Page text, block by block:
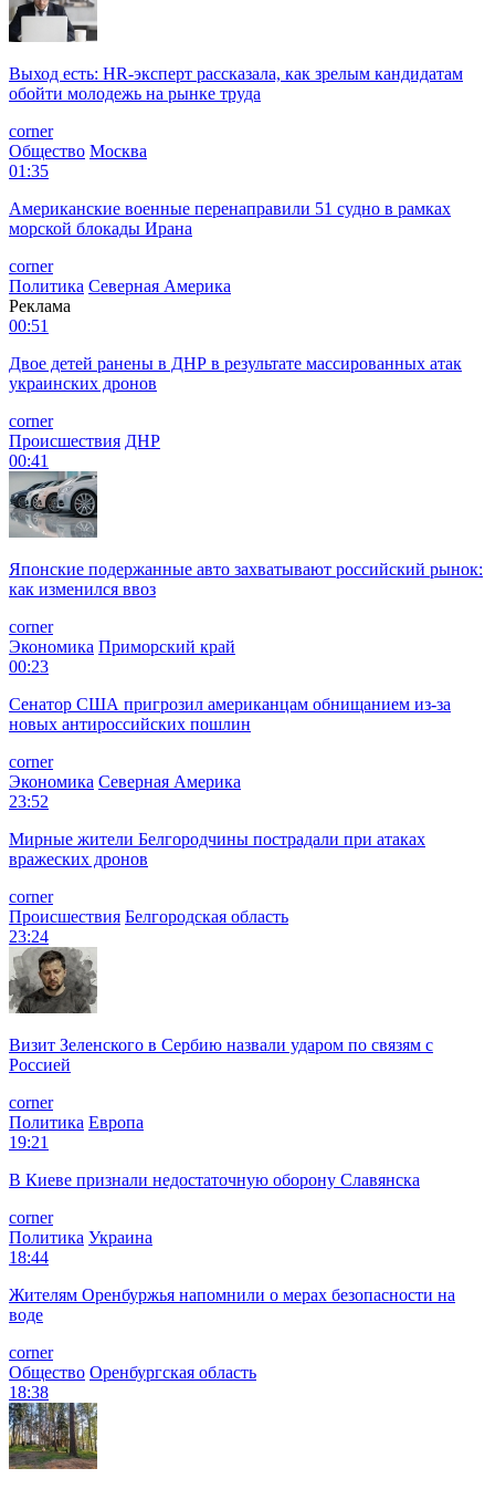
Выход есть: HR-эксперт рассказала, как зрелым кандидатам
обойти молодежь на рынке труда
corner
Общество Москва
01:35
Американские военные перенаправили 51 судно в рамках
морской блокады Ирана
corner
Политика Северная Америка
Реклама
00:51
Двое детей ранены в ДНР в результате массированных атак
украинских дронов
corner
Происшествия ДНР
00:41
Японские подержанные авто захватывают российский рынок:
как изменился ввоз
corner
Экономика Приморский край
00:23
Сенатор США пригрозил американцам обнищанием из-за
новых антироссийских пошлин
corner
Экономика Северная Америка
23:52
Мирные жители Белгородчины пострадали при атаках
вражеских дронов
corner
Происшествия Белгородская область
23:24
Визит Зеленского в Сербию назвали ударом по связям с
Россией
corner
Политика Европа
19:21
В Киеве признали недостаточную оборону Славянска
corner
Политика Украина
18:44
Жителям Оренбуржья напомнили о мерах безопасности на
воде
corner
Общество Оренбургская область
18:38